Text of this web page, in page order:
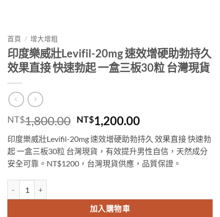
首頁 / 增大增粗
印度樂威壯Levifil-20mg 速效增硬助勃持久
效果直接 快速勃起 一盒三板30粒 台灣現貨
NT$1,800.00 原
價
格：
NT$1,800.00。
NT$1,200.00目
前
價
格：
NT$1,200.00。
印度樂威壯Levifil-20mg 速效增硬助勃持久 效果直接 快速勃
起 一盒三板30粒 台灣現貨，有效提升男性自信，天然成分
安全可靠。NT$1200，台灣現貨供應，品質保證。
加入購物車